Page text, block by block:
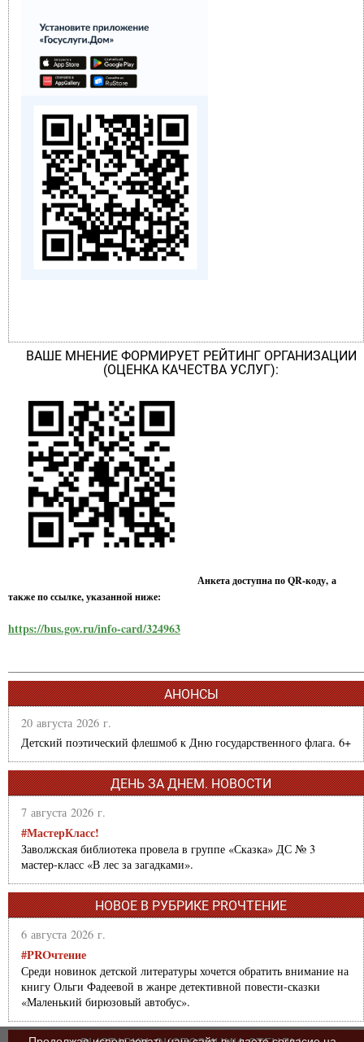
ВАШЕ МНЕНИЕ ФОРМИРУЕТ РЕЙТИНГ ОРГАНИЗАЦИИ
(ОЦЕНКА КАЧЕСТВА УСЛУГ):
Анкета доступна по QR-коду, а
также по ссылке, указанной ниже:
https://bus.gov.ru/info-card/324963
АНОНСЫ
20 августа 2026 г.
Детский поэтический флешмоб к Дню государственного флага. 6+
ДЕНЬ ЗА ДНЕМ. НОВОСТИ
7 августа 2026 г.
#МастерКласс!
Заволжская библиотека провела в группе «Сказка» ДС № 3
мастер-класс «В лес за загадками».
НОВОЕ В РУБРИКЕ PROЧТЕНИЕ
6 августа 2026 г.
#PROчтение
Среди новинок детской литературы хочется обратить внимание на
книгу Ольги Фадеевой в жанре детективной повести-сказки
«Маленький бирюзовый автобус».